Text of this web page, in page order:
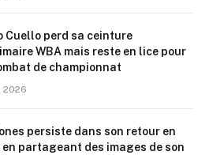
Cuello perd sa ceinture
WBA mais reste en lice pour
de championnat
2026
persiste dans son retour en
en partageant des images de son